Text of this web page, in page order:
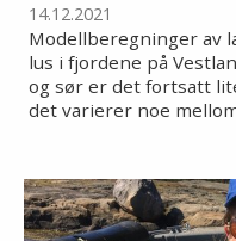
14.12.2021
Modellberegninger av
lus i fjordene på
og sør er det fortsatt
det varierer noe